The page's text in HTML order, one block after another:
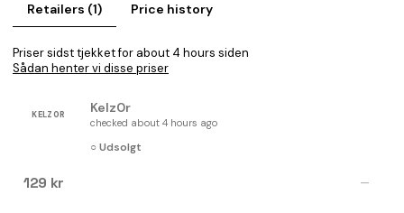
Retailers (1) Price history
Priser sidst tjekket for about 4 hours siden
Sådan henter vi disse priser
KELZ0R Kelz0r
checked about 4 hours ago
○ Udsolgt
129 kr —